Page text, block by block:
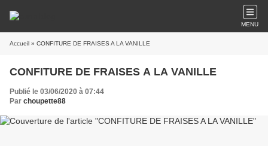
MENU
Accueil » CONFITURE DE FRAISES A LA VANILLE
CONFITURE DE FRAISES A LA VANILLE
Publié le 03/06/2020 à 07:44
Par choupette88